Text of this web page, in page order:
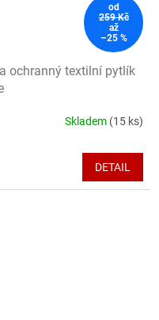
od
259 Kč
až
–25 %
ochranný textilní pytlík
Skladem (15 ks)
DETAIL